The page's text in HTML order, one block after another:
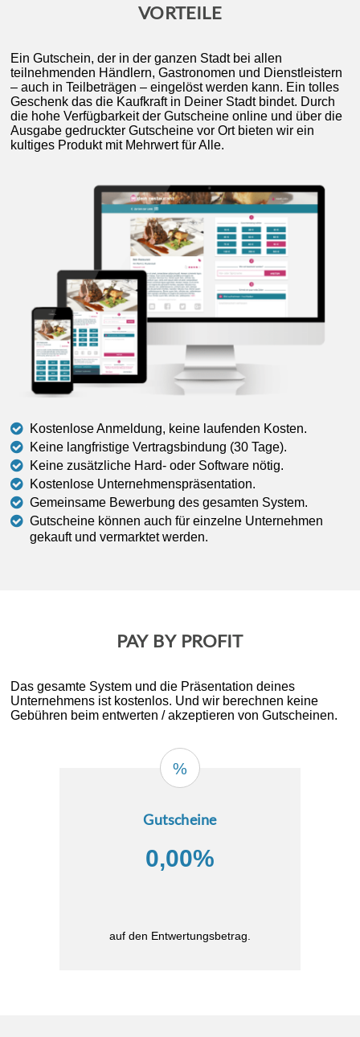
VORTEILE
Ein Gutschein, der in der ganzen Stadt bei allen
teilnehmenden Händlern, Gastronomen und Dienstleistern
– auch in Teilbeträgen – eingelöst werden kann. Ein tolles
Geschenk das die Kaufkraft in Deiner Stadt bindet. Durch
die hohe Verfügbarkeit der Gutscheine online und über die
Ausgabe gedruckter Gutscheine vor Ort bieten wir ein
kultiges Produkt mit Mehrwert für Alle.
Kostenlose Anmeldung, keine laufenden Kosten.
Keine langfristige Vertragsbindung (30 Tage).
Keine zusätzliche Hard- oder Software nötig.
Kostenlose Unternehmenspräsentation.
Gemeinsame Bewerbung des gesamten System.
Gutscheine können auch für einzelne Unternehmen
gekauft und vermarktet werden.
PAY BY PROFIT
Das gesamte System und die Präsentation deines
Unternehmens ist kostenlos. Und wir berechnen keine
Gebühren beim entwerten / akzeptieren von Gutscheinen.
%
Gutscheine
0,00%
auf den Entwertungsbetrag.